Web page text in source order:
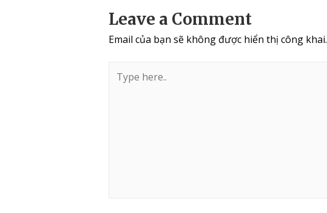
Leave a Comment
Email của bạn sẽ không được hiển thị công khai.